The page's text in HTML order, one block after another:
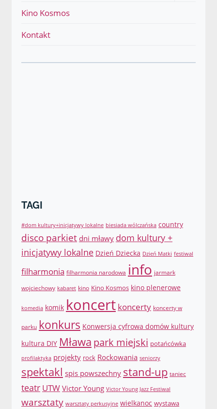
Kino Kosmos
Kontakt
TAGI
#dom kultury+inicjatywy lokalne biesiada wólczańska country
disco parkiet dni mławy dom kultury +
inicjatywy lokalne Dzień Dziecka Dzień Matki festiwal
filharmonia filharmonia narodowa info jarmark
wojciechowy kabaret kino Kino Kosmos kino plenerowe
komedia komik koncert koncerty koncerty w
parku konkurs Konwersja cyfrowa domów kultury
kultura DIY Mława park miejski potańcówka
profilaktyka projekty rock Rockowania seniorzy
spektakl spis powszechny stand-up taniec
teatr UTW Victor Young Victor Young Jazz Festiwal
warsztaty warsztaty perkusyjne wielkanoc wystawa